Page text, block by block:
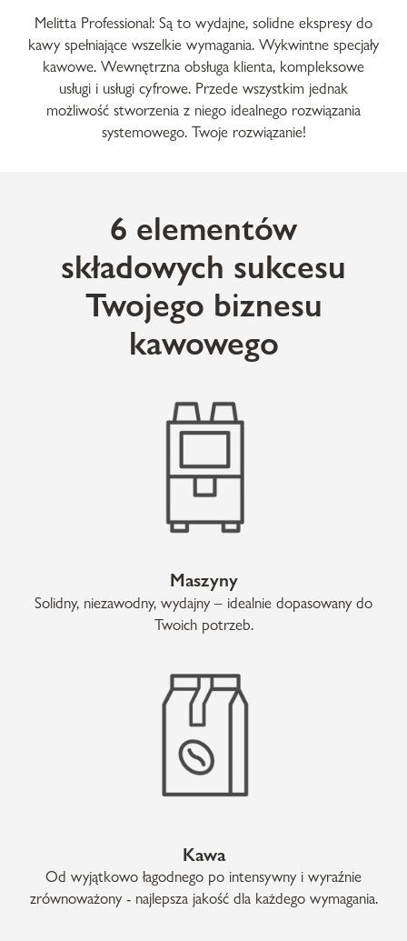
Melitta Professional: Są to wydajne, solidne ekspresy do
kawy spełniające wszelkie wymagania. Wykwintne specjały
kawowe. Wewnętrzna obsługa klienta, kompleksowe
usługi i usługi cyfrowe. Przede wszystkim jednak
możliwość stworzenia z niego idealnego rozwiązania
systemowego. Twoje rozwiązanie!
6 elementów
składowych sukcesu
Twojego biznesu
kawowego
Maszyny
Solidny, niezawodny, wydajny – idealnie dopasowany do
Twoich potrzeb.
Kawa
Od wyjątkowo łagodnego po intensywny i wyraźnie
zrównoważony - najlepsza jakość dla każdego wymagania.